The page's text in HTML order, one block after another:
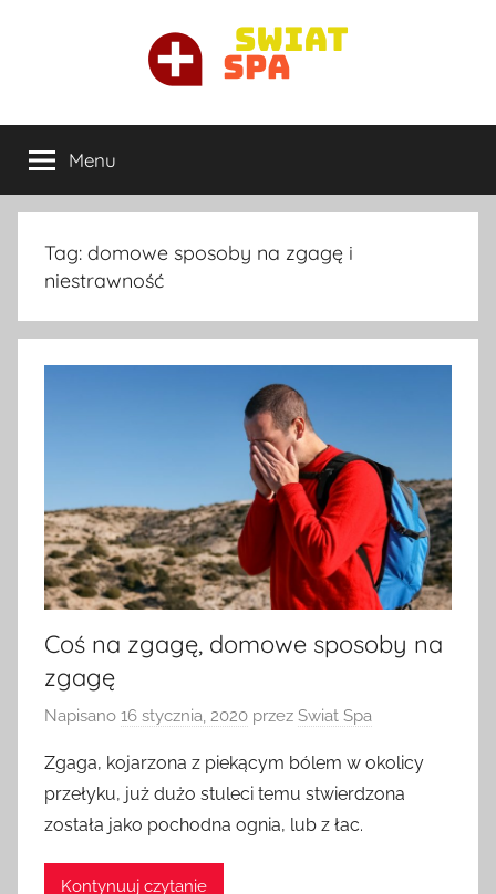
Ortopeda
Warszawa
prywatnie
w
Warszawie
Menu
Tag: domowe sposoby na zgagę i
niestrawność
Coś na zgagę, domowe sposoby na
zgagę
Napisano 16 stycznia, 2020 przez Swiat Spa
Zgaga, kojarzona z piekącym bólem w okolicy
przełyku, już dużo stuleci temu stwierdzona
została jako pochodna ognia, lub z łac.
Kontynuuj czytanie